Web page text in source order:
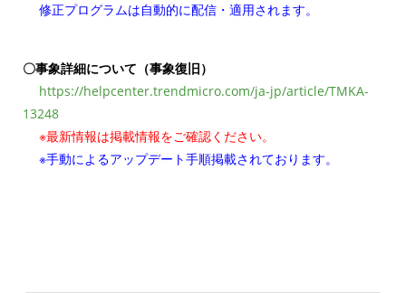
修正プログラムは自動的に配信・適用されます。
〇事象詳細について（事象復旧）
https://helpcenter.trendmicro.com/ja-jp/article/TMKA-
13248
※最新情報は掲載情報をご確認ください。
※手動によるアップデート手順掲載されております。